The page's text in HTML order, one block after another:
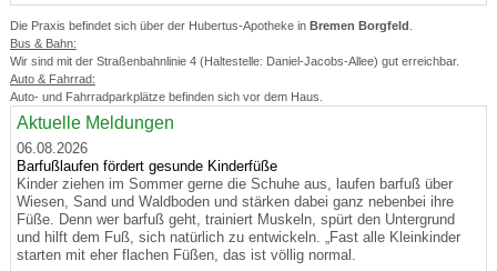
Die Praxis befindet sich über der Hubertus-Apotheke in Bremen Borgfeld
Bus & Bahn:
Wir sind mit der Straßenbahnlinie 4 (Haltestelle: Daniel-Jacobs-Allee) gut erreichbar.
Auto & Fahrrad:
Auto- und Fahrradparkplätze befinden sich vor dem Haus.
Aktuelle Meldungen
06.08.2026
Barfußlaufen fördert gesunde Kinderfüße
Kinder ziehen im Sommer gerne die Schuhe aus, laufen barfuß über
Wiesen, Sand und Waldboden und stärken dabei ganz nebenbei ihre
Füße. Denn wer barfuß geht, trainiert Muskeln, spürt den Untergrund
und hilft dem Fuß, sich natürlich zu entwickeln. „Fast alle Kleinkinder
starten mit eher flachen Füßen, das ist völlig normal.